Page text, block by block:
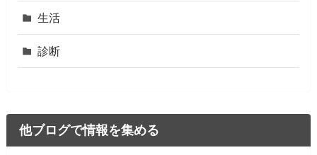
生活
診断
他ブログで情報を集める